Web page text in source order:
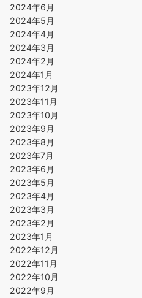
2024年6月
2024年5月
2024年4月
2024年3月
2024年2月
2024年1月
2023年12月
2023年11月
2023年10月
2023年9月
2023年8月
2023年7月
2023年6月
2023年5月
2023年4月
2023年3月
2023年2月
2023年1月
2022年12月
2022年11月
2022年10月
2022年9月